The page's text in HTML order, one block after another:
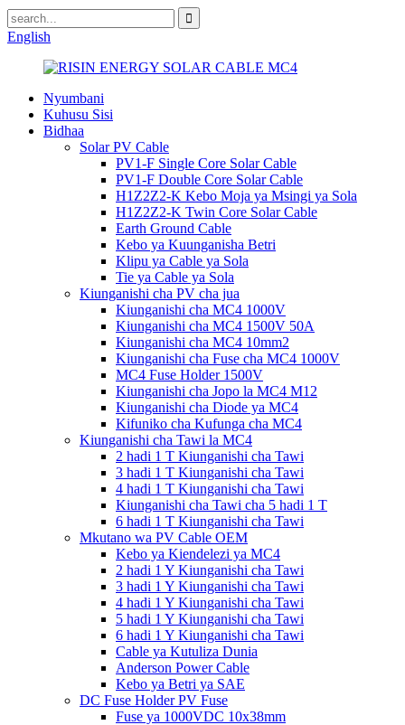
English
Nyumbani
Kuhusu Sisi
Bidhaa
Solar PV Cable
PV1-F Single Core Solar Cable
PV1-F Double Core Solar Cable
H1Z2Z2-K Kebo Moja ya Msingi ya Sola
H1Z2Z2-K Twin Core Solar Cable
Earth Ground Cable
Kebo ya Kuunganisha Betri
Klipu ya Cable ya Sola
Tie ya Cable ya Sola
Kiunganishi cha PV cha jua
Kiunganishi cha MC4 1000V
Kiunganishi cha MC4 1500V 50A
Kiunganishi cha MC4 10mm2
Kiunganishi cha Fuse cha MC4 1000V
MC4 Fuse Holder 1500V
Kiunganishi cha Jopo la MC4 M12
Kiunganishi cha Diode ya MC4
Kifuniko cha Kufunga cha MC4
Kiunganishi cha Tawi la MC4
2 hadi 1 T Kiunganishi cha Tawi
3 hadi 1 T Kiunganishi cha Tawi
4 hadi 1 T Kiunganishi cha Tawi
Kiunganishi cha Tawi cha 5 hadi 1 T
6 hadi 1 T Kiunganishi cha Tawi
Mkutano wa PV Cable OEM
Kebo ya Kiendelezi ya MC4
2 hadi 1 Y Kiunganishi cha Tawi
3 hadi 1 Y Kiunganishi cha Tawi
4 hadi 1 Y Kiunganishi cha Tawi
5 hadi 1 Y Kiunganishi cha Tawi
6 hadi 1 Y Kiunganishi cha Tawi
Cable ya Kutuliza Dunia
Anderson Power Cable
Kebo ya Betri ya SAE
DC Fuse Holder PV Fuse
Fuse ya 1000VDC 10x38mm